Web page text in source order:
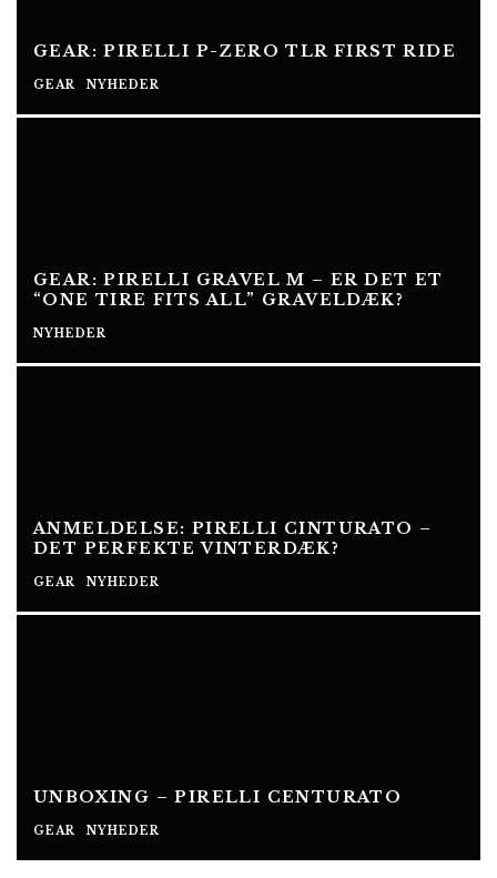
GEAR: PIRELLI P-ZERO TLR FIRST RIDE
GEAR NYHEDER
GEAR: PIRELLI GRAVEL M – ER DET ET
“ONE TIRE FITS ALL” GRAVELDÆK?
NYHEDER
ANMELDELSE: PIRELLI CINTURATO –
DET PERFEKTE VINTERDÆK?
GEAR NYHEDER
UNBOXING – PIRELLI CENTURATO
GEAR NYHEDER